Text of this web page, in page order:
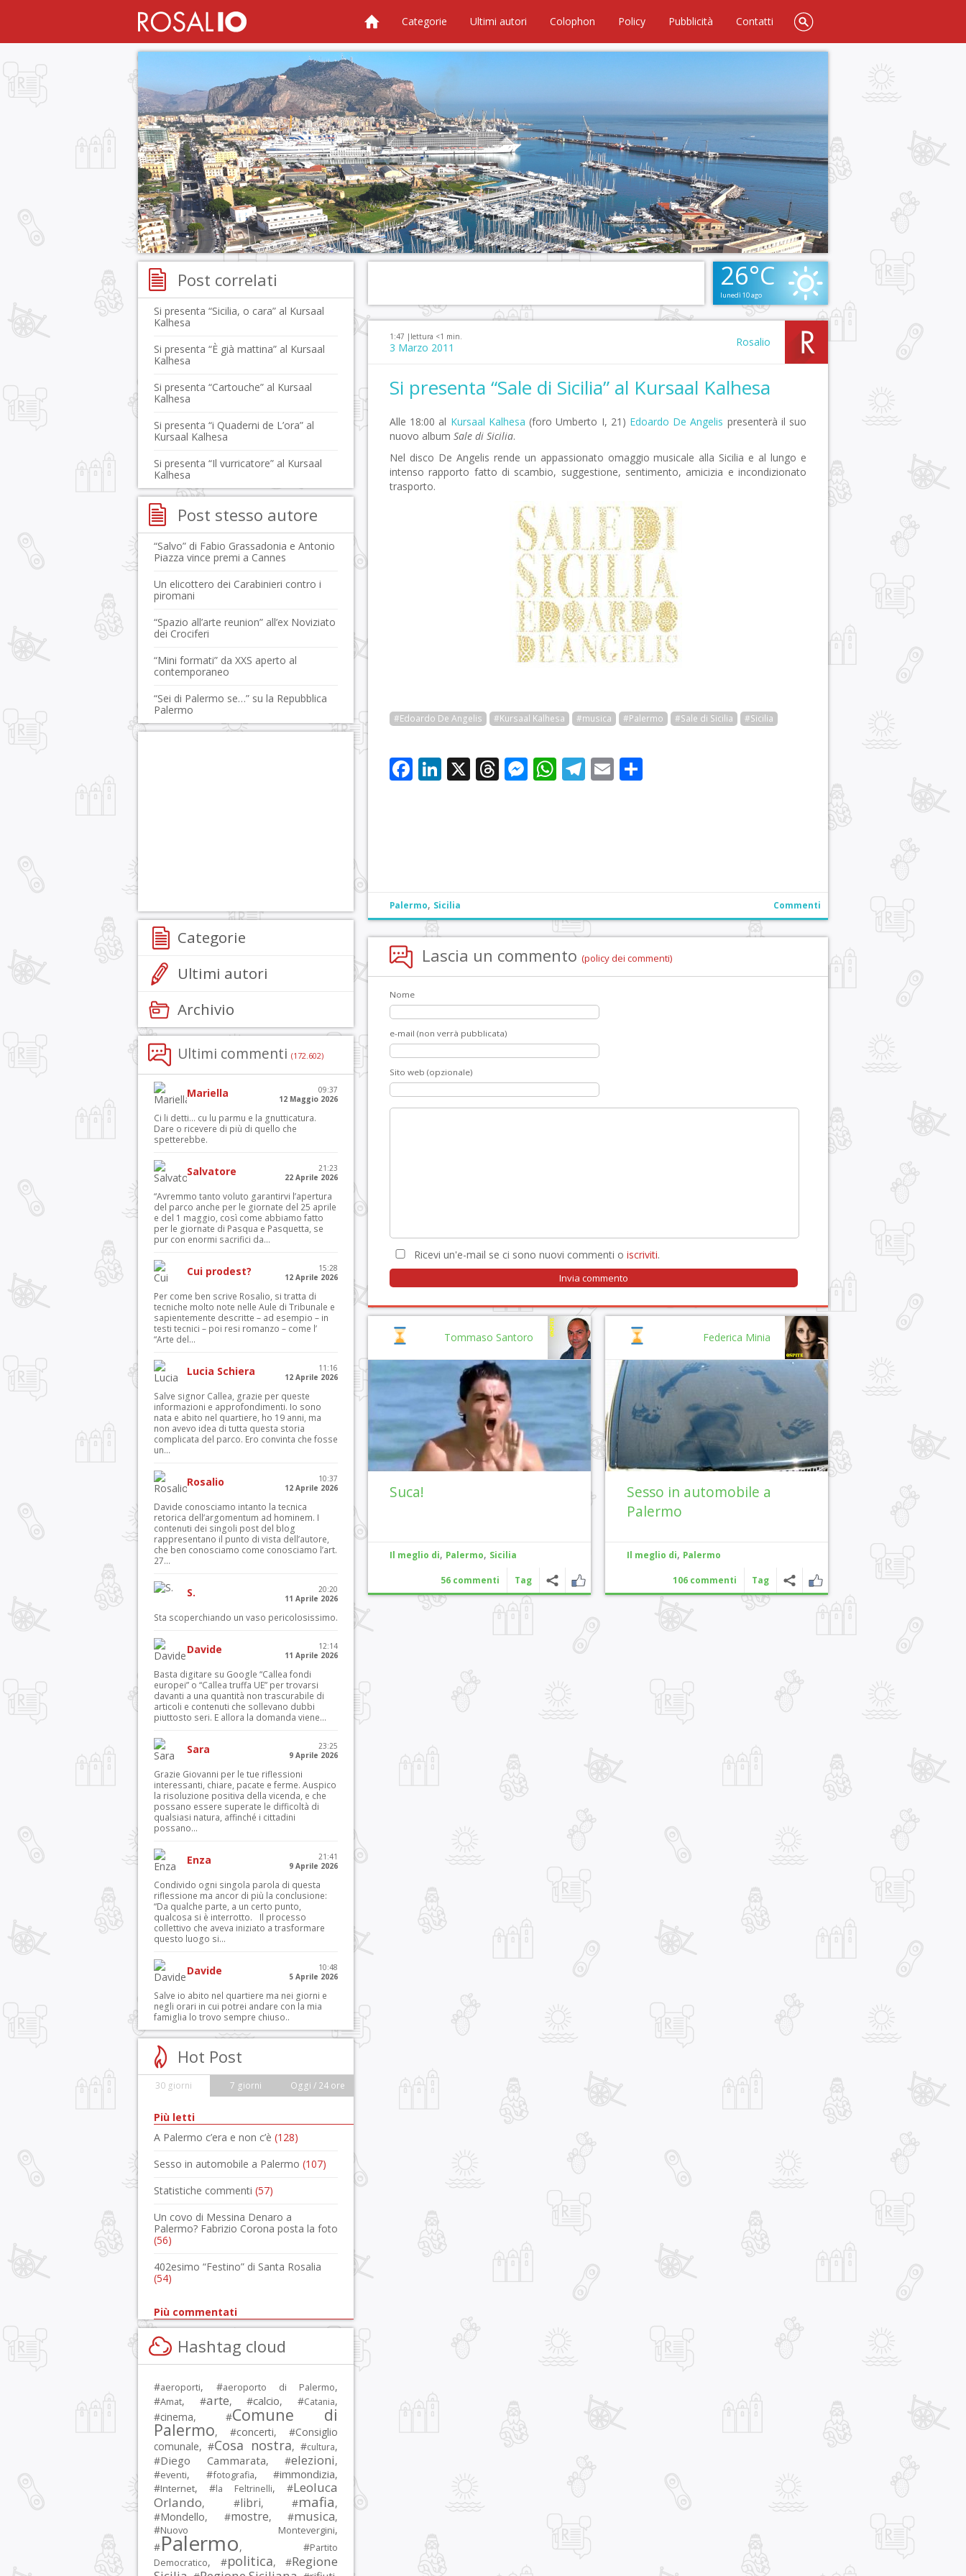
Categorie Ultimi autori Colophon Policy Pubblicità Contatti
26°C
lunedì 10 ago
1:47 | lettura <1 min.
3 Marzo 2011 Rosalio
Si presenta “Sale di Sicilia” al Kursaal Kalhesa
Alle 18:00 al Kursaal Kalhesa (foro Umberto I, 21) Edoardo De Angelis presenterà il suo
nuovo album Sale di Sicilia.
Nel disco De Angelis rende un appassionato omaggio musicale alla Sicilia e al lungo e
intenso rapporto fatto di scambio, suggestione, sentimento, amicizia e incondizionato
trasporto.
#Edoardo De Angelis #Kursaal Kalhesa #musica #Palermo #Sale di Sicilia #Sicilia
Facebook
LinkedIn
X Threads
Messenger
WhatsApp
Telegram
Email
Palermo, Sicilia Commenti
Lascia un commento (policy dei commenti)
Nome
e-mail (non verrà pubblicata)
Sito web (opzionale)
Ricevi un'e-mail se ci sono nuovi commenti o iscriviti.
Federica Minia
Sesso in automobile a
Palermo
Il meglio di, Palermo
106 commenti Tag
Tommaso Santoro
Suca!
Il meglio di, Palermo, Sicilia
56 commenti Tag
Post correlati
Si presenta “Sicilia, o cara” al Kursaal
Kalhesa
Si presenta “È già mattina” al Kursaal
Kalhesa
Si presenta “Cartouche” al Kursaal
Kalhesa
Si presenta “i Quaderni de L’ora” al
Kursaal Kalhesa
Si presenta “Il vurricatore” al Kursaal
Kalhesa
Post stesso autore
“Salvo” di Fabio Grassadonia e Antonio
Piazza vince premi a Cannes
Un elicottero dei Carabinieri contro i
piromani
“Spazio all’arte reunion” all’ex Noviziato
dei Crociferi
“Mini formati” da XXS aperto al
contemporaneo
“Sei di Palermo se…” su la Repubblica
Palermo
Categorie
Ultimi autori
Archivio
Ultimi commenti (172.602)
Mariella
09:37
12 Maggio 2026
Ci li detti… cu lu parmu e la gnutticatura.
Dare o ricevere di più di quello che
spetterebbe.
Salvatore
21:23
22 Aprile 2026
“Avremmo tanto voluto garantirvi l’apertura
del parco anche per le giornate del 25 aprile
e del 1 maggio, così come abbiamo fatto
per le giornate di Pasqua e Pasquetta, se
pur con enormi sacrifici da...
Cui prodest?
15:28
12 Aprile 2026
Per come ben scrive Rosalio, si tratta di
tecniche molto note nelle Aule di Tribunale e
sapientemente descritte – ad esempio – in
testi tecnici – poi resi romanzo – come l’
“Arte del...
Lucia Schiera
11:16
12 Aprile 2026
Salve signor Callea, grazie per queste
informazioni e approfondimenti. Io sono
nata e abito nel quartiere, ho 19 anni, ma
non avevo idea di tutta questa storia
complicata del parco. Ero convinta che fosse
un...
Rosalio
10:37
12 Aprile 2026
Davide conosciamo intanto la tecnica
retorica dell’argomentum ad hominem. I
contenuti dei singoli post del blog
rappresentano il punto di vista dell’autore,
che ben conosciamo come conosciamo l’art.
27...
S.
20:20
11 Aprile 2026
Sta scoperchiando un vaso pericolosissimo.
Davide
12:14
11 Aprile 2026
Basta digitare su Google “Callea fondi
europei” o “Callea truffa UE” per trovarsi
davanti a una quantità non trascurabile di
articoli e contenuti che sollevano dubbi
piuttosto seri. E allora la domanda viene...
Sara
23:25
9 Aprile 2026
Grazie Giovanni per le tue riflessioni
interessanti, chiare, pacate e ferme. Auspico
la risoluzione positiva della vicenda, e che
possano essere superate le difficoltà di
qualsiasi natura, affinché i cittadini
possano...
Enza
21:41
9 Aprile 2026
Condivido ogni singola parola di questa
riflessione ma ancor di più la conclusione:
“Da qualche parte, a un certo punto,
qualcosa si è interrotto. Il processo
collettivo che aveva iniziato a trasformare
questo luogo si...
Davide
10:48
5 Aprile 2026
Salve io abito nel quartiere ma nei giorni e
negli orari in cui potrei andare con la mia
famiglia lo trovo sempre chiuso..
Hot Post
30 giorni 7 giorni Oggi / 24 ore
Più letti
A Palermo c’era e non c’è (128)
Sesso in automobile a Palermo (107)
Statistiche commenti (57)
Un covo di Messina Denaro a
Palermo? Fabrizio Corona posta la foto
(56)
402esimo “Festino” di Santa Rosalia
(54)
Più commentati
Hashtag cloud
#aeroporti, #aeroporto di Palermo,
#Amat, #arte, #calcio, #Catania,
#cinema, #Comune di
Palermo, #concerti, #Consiglio
comunale, #Cosa nostra, #cultura,
#Diego Cammarata, #elezioni,
#eventi, #fotografia, #immondizia,
#Internet, #la Feltrinelli, #Leoluca
Orlando, #libri, #mafia,
#Mondello, #mostre, #musica,
#Nuovo Montevergini,
#Palermo, #Partito
Democratico, #politica, #Regione